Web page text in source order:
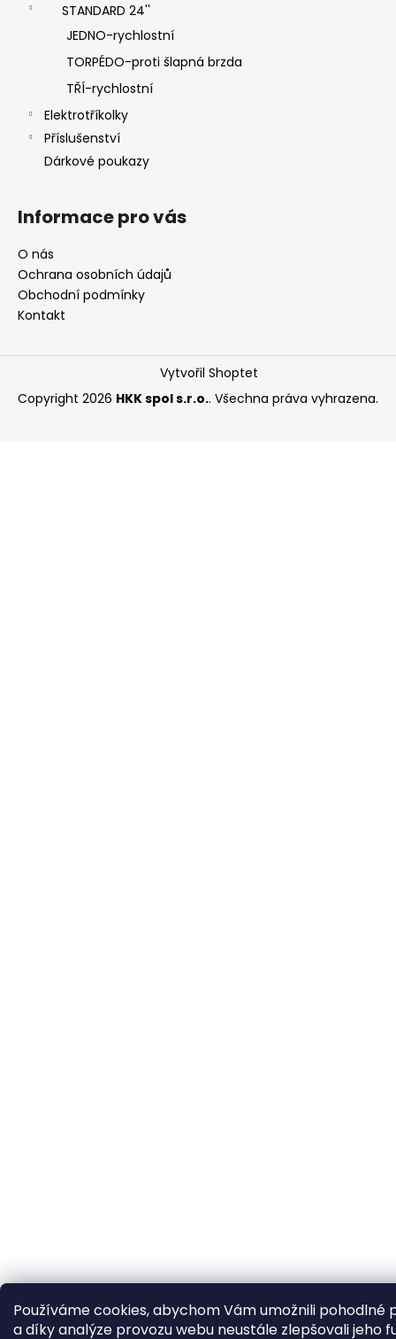
Používáme cookies, abychom Vám umožnili pohodlné
a díky analýze provozu webu neustále zlepšovali jeho
STANDARD 24''
JEDNO-rychlostní
TORPÉDO-proti šlapná brzda
TŘÍ-rychlostní
Elektrotříkolky
Příslušenství
Dárkové poukazy
Informace pro vás
O nás
Ochrana osobních údajů
Obchodní podmínky
Kontakt
Vytvořil Shoptet
Copyright 2026 HKK spol s.r.o.. Všechna práva vyhrazena.